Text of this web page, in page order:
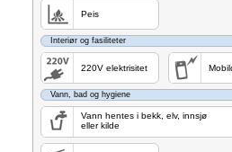
Peis
Interiør og fasiliteter
220V elektrisitet
Vann, bad og hygiene
Vann hentes i bekk, elv, innsjø
eller kilde